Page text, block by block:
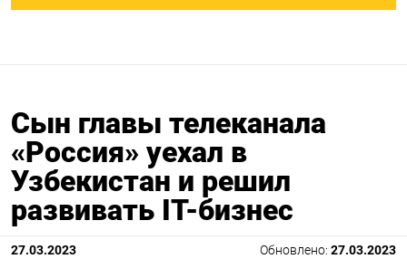
Сын главы телеканала
«Россия» уехал в
Узбекистан и решил
развивать IT-бизнес
27.03.2023 Обновлено: 27.03.2023